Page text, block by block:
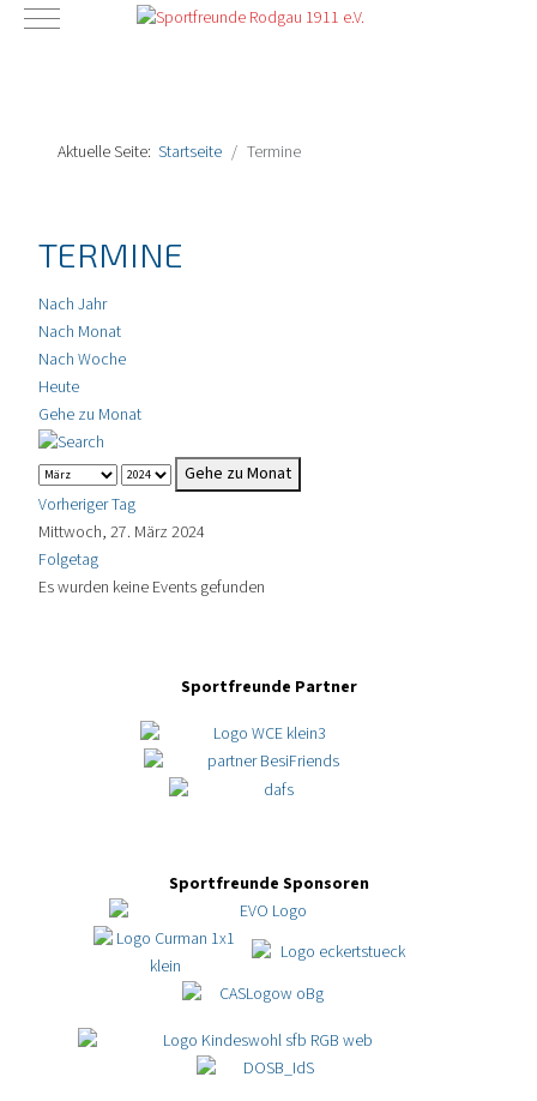
Mobile Menu Toggle
Aktuelle Seite: Startseite Termine
TERMINE
Nach Jahr
Nach Monat
Nach Woche
Heute
Gehe zu Monat
Gehe zu Monat
Vorheriger Tag
Mittwoch, 27. März 2024
Folgetag
Es wurden keine Events gefunden
Sportfreunde Partner
Sportfreunde Sponsoren